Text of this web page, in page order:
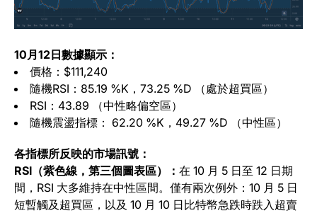
10月12日數據顯示：
價格：$111,240
隨機RSI：85.19 %K，73.25 %D （處於超買區）
RSI：43.89 （中性略偏空區）
隨機震盪指標： 62.20 %K，49.27 %D （中性區）
各指標所反映的市場訊號：
RSI（紫色線，第三個圖表區）： 在 10 月 5 日至 12 日期
間，RSI 大多維持在中性區間。僅有兩次例外：10 月 5 日
短暫觸及超買區，以及 10 月 10 日比特幣急跌時跌入超賣